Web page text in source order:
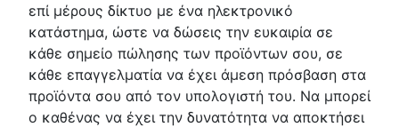
επί μέρους δίκτυο με ένα ηλεκτρονικό
κατάστημα, ώστε να δώσεις την ευκαιρία σε
κάθε σημείο πώλησης των προϊόντων σου, σε
κάθε επαγγελματία να έχει άμεση πρόσβαση στα
προϊόντα σου από τον υπολογιστή του. Να μπορεί
ο καθένας να έχει την δυνατότητα να αποκτήσει